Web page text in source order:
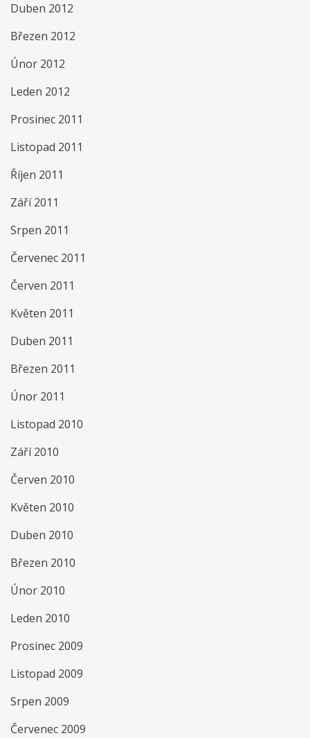
Duben 2012
Březen 2012
Únor 2012
Leden 2012
Prosinec 2011
Listopad 2011
Říjen 2011
Září 2011
Srpen 2011
Červenec 2011
Červen 2011
Květen 2011
Duben 2011
Březen 2011
Únor 2011
Listopad 2010
Září 2010
Červen 2010
Květen 2010
Duben 2010
Březen 2010
Únor 2010
Leden 2010
Prosinec 2009
Listopad 2009
Srpen 2009
Červenec 2009